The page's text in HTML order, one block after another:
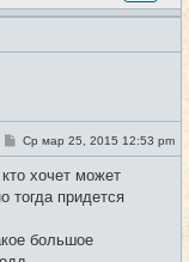
#11
С
о
б
щ
и
Ср мар 25, 2015 12:53 pm
хочет может
тогда придется
большое